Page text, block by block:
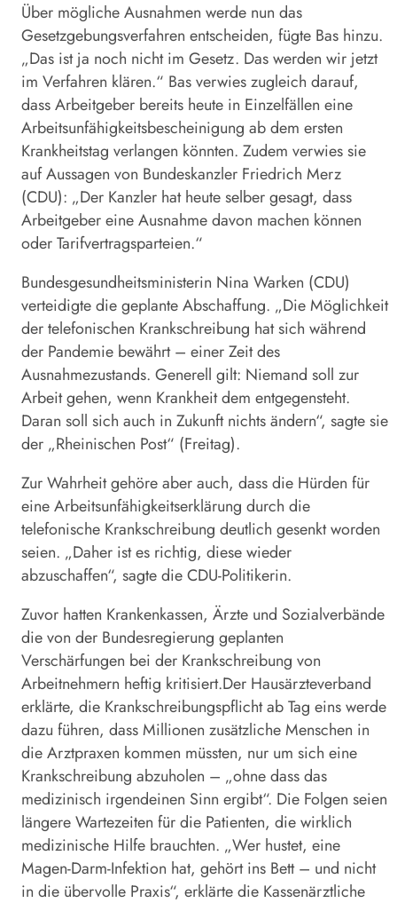
Über mögliche Ausnahmen werde nun das
Gesetzgebungsverfahren entscheiden, fügte Bas hinzu.
„Das ist ja noch nicht im Gesetz. Das werden wir jetzt
im Verfahren klären.“ Bas verwies zugleich darauf,
dass Arbeitgeber bereits heute in Einzelfällen eine
Arbeitsunfähigkeitsbescheinigung ab dem ersten
Krankheitstag verlangen könnten. Zudem verwies sie
auf Aussagen von Bundeskanzler Friedrich Merz
(CDU): „Der Kanzler hat heute selber gesagt, dass
Arbeitgeber eine Ausnahme davon machen können
oder Tarifvertragsparteien.“
Bundesgesundheitsministerin Nina Warken (CDU)
verteidigte die geplante Abschaffung. „Die Möglichkeit
der telefonischen Krankschreibung hat sich während
der Pandemie bewährt – einer Zeit des
Ausnahmezustands. Generell gilt: Niemand soll zur
Arbeit gehen, wenn Krankheit dem entgegensteht.
Daran soll sich auch in Zukunft nichts ändern“, sagte sie
der „Rheinischen Post“ (Freitag).
Zur Wahrheit gehöre aber auch, dass die Hürden für
eine Arbeitsunfähigkeitserklärung durch die
telefonische Krankschreibung deutlich gesenkt worden
seien. „Daher ist es richtig, diese wieder
abzuschaffen“, sagte die CDU-Politikerin.
Zuvor hatten Krankenkassen, Ärzte und Sozialverbände
die von der Bundesregierung geplanten
Verschärfungen bei der Krankschreibung von
Arbeitnehmern heftig kritisiert.Der Hausärzteverband
erklärte, die Krankschreibungspflicht ab Tag eins werde
dazu führen, dass Millionen zusätzliche Menschen in
die Arztpraxen kommen müssten, nur um sich eine
Krankschreibung abzuholen – „ohne dass das
medizinisch irgendeinen Sinn ergibt“. Die Folgen seien
längere Wartezeiten für die Patienten, die wirklich
medizinische Hilfe brauchten. „Wer hustet, eine
Magen-Darm-Infektion hat, gehört ins Bett – und nicht
in die übervolle Praxis“, erklärte die Kassenärztliche